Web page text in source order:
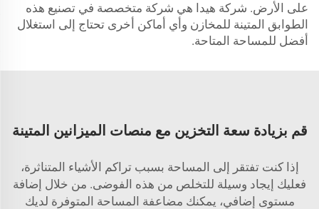
على الأرض. شركة هيدا هي شركة متخصصة في تصنيع هذه
الطوابق المتينة للمخازن وأي أماكن أخرى تحتاج إلى استغلال
أفضل للمساحة المتاحة.
قم بزيادة سعة التخزين مع منصات الميزانين المتينة
إذا كنت تفتقر إلى المساحة بسبب تراكم الأشياء المتناثرة،
فعليك إيجاد وسيلة للتخلص من هذه الفوضى. من خلال إضافة
مستوى إضافي، يمكنك مضاعفة المساحة المتوفرة لديك